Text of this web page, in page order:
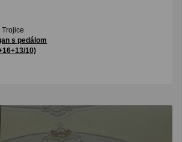
Trojice
s pedálom
10)